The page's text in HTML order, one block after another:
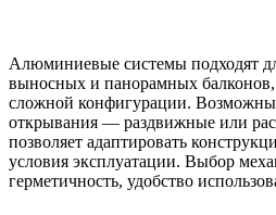
Алюминиевые системы подходят
выносных и панорамных
сложной конфигурации.
открывания — раздвижные или
позволяет адаптировать
условия эксплуатации. Выбор
герметичность, удобство